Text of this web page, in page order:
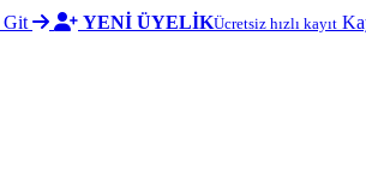
Git YENİ ÜYELİKÜcretsiz hızlı kayıt